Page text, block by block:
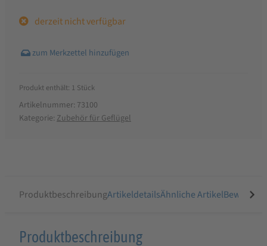
derzeit nicht verfügbar
Produkt enthält: 1 Stück
Artikelnummer: 73100
Kategorie: Zubehör für Geflügel
ProduktbeschreibungArtikeldetailsÄhnliche Artikel
Produktbeschreibung
Produktbeschreibung